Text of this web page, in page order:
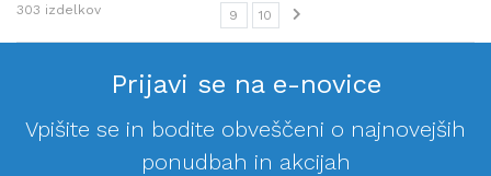
303 izdelkov
9
10
Prijavi se na e-novice
Vpišite se in bodite obveščeni o najnovejših
ponudbah in akcijah